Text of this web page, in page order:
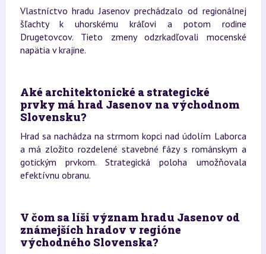
Vlastníctvo hradu Jasenov prechádzalo od regionálnej
šľachty k uhorskému kráľovi a potom rodine
Drugetovcov. Tieto zmeny odzrkadľovali mocenské
napätia v krajine.
Aké architektonické a strategické
prvky má hrad Jasenov na východnom
Slovensku?
Hrad sa nachádza na strmom kopci nad údolím Laborca
a má zložito rozdelené stavebné fázy s románskym a
gotickým prvkom. Strategická poloha umožňovala
efektívnu obranu.
V čom sa líši význam hradu Jasenov od
známejších hradov v regióne
východného Slovenska?